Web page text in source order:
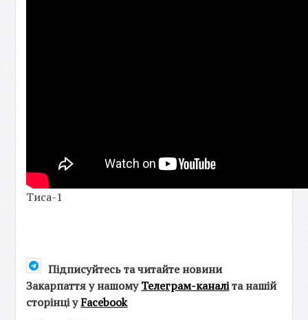
Тиса-1
Підписуйтесь та читайте новини
Закарпаття у нашомуТелеграм-каналіта нашій
сторінці уFacebook